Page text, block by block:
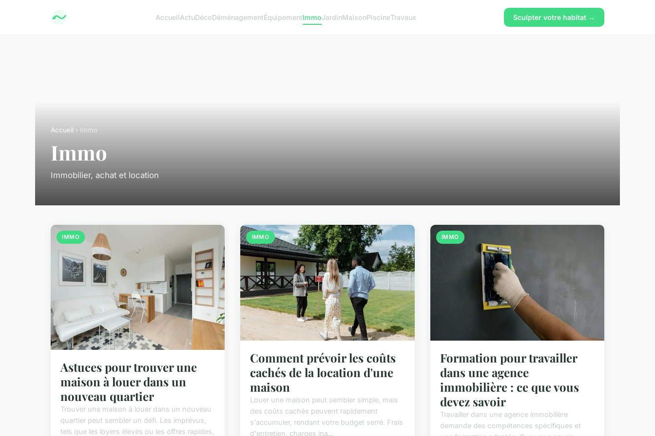
AccueilActuDécoDéménagementÉquipementImmoJardinMaisonPiscineTravaux Sculpter votre habitat →
Accueil › Immo
Immo
Immobilier, achat et location
IMMO
Astuces pour trouver une
maison à louer dans un
nouveau quartier
Trouver une maison à louer dans un nouveau
quartier peut sembler un défi. Les imprévus,
tels que les loyers élevés ou les offres rapides,
IMMO
Comment prévoir les coûts
cachés de la location d'une
maison
Louer une maison peut sembler simple, mais
des coûts cachés peuvent rapidement
s'accumuler, rendant votre budget serré. Frais
d'entretien, charges ina...
IMMO
Formation pour travailler
dans une agence
immobilière : ce que vous
devez savoir
Travailler dans une agence immobilière
demande des compétences spécifiques et